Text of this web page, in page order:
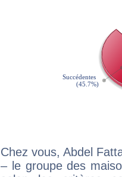
Chez vous, Abdel
– le groupe des